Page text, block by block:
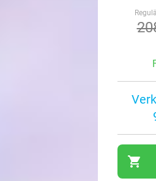
shopping_cart